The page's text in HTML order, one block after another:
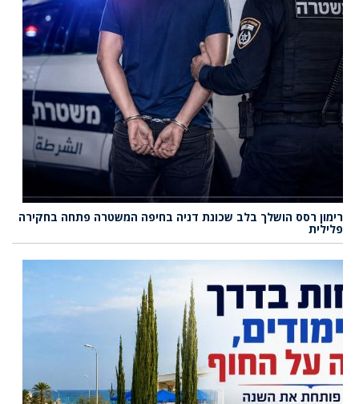
רימון רסס הושלך בלב שכונת דניה בחיפה המשטרה פתחה בחקירה
פלילית